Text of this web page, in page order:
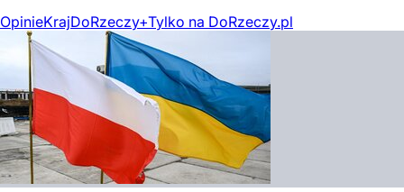
OpinieKrajDoRzeczy+Tylko na DoRzeczy.pl